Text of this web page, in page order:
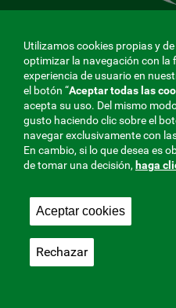
ti
V20
Perfil de contratante|
Fraternidad-
Guardar
Utilizamos cookies propias y
optimizar la navegación con la
experiencia de usuario en
el botón “Aceptar todas las
acepta su uso. Del mismo
gusto haciendo clic sobre el
navegar exclusivamente con
En cambio, si lo que desea es
de tomar una decisión, haga
Aceptar cookies
Rechazar